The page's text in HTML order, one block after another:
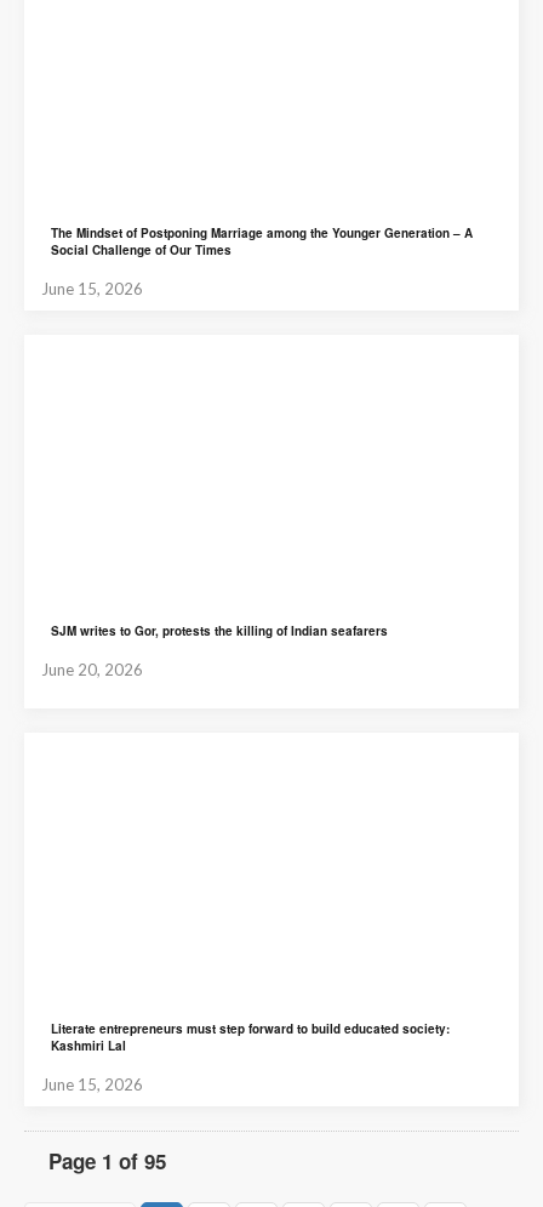
The Mindset of Postponing Marriage among the Younger Generation – A
Social Challenge of Our Times
June 15, 2026
SJM writes to Gor, protests the killing of Indian seafarers
June 20, 2026
Literate entrepreneurs must step forward to build educated society:
Kashmiri Lal
June 15, 2026
Page 1 of 95